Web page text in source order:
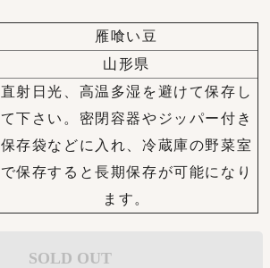
雁喰い豆
山形県
直射日光、高温多湿を避けて保存し
て下さい。密閉容器やジッパー付き
保存袋などに入れ、冷蔵庫の野菜室
で保存すると長期保存が可能になり
ます。
SOLD OUT